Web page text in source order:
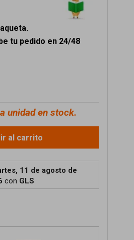
tu pedido en 24/48
unidad en stock.
al carrito
11 de agosto de
con GLS